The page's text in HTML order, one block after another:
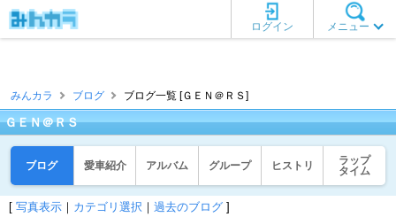
メニュー
ログイン
みんカラ ブログ ブログ一覧 [ＧＥＮ＠ＲＳ]
ＧＥＮ＠ＲＳ
ブログ 愛車紹介 アルバム グループ ヒストリ
ラップ
タイム
[ 写真表示 ｜ カテゴリ選択 ｜ 過去のブログ ]